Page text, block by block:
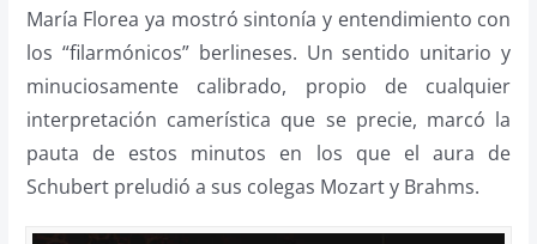
María Florea ya mostró sintonía y entendimiento con
los “filarmónicos” berlineses. Un sentido unitario y
minuciosamente calibrado, propio de cualquier
interpretación camerística que se precie, marcó la
pauta de estos minutos en los que el aura de
Schubert preludió a sus colegas Mozart y Brahms.